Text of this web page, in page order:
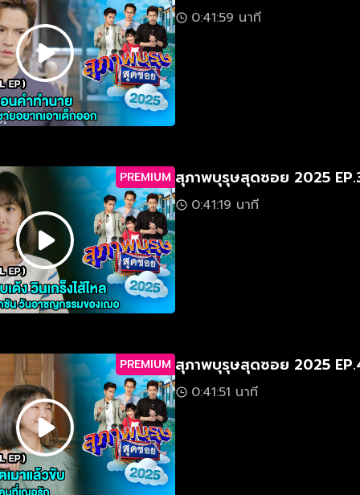
0:41:59 นาที
PREMIUM สุภาพบุรุษสุดซอย 2025
0:41:19 นาที
PREMIUM สุภาพบุรุษสุดซอย 2025
0:41:51 นาที